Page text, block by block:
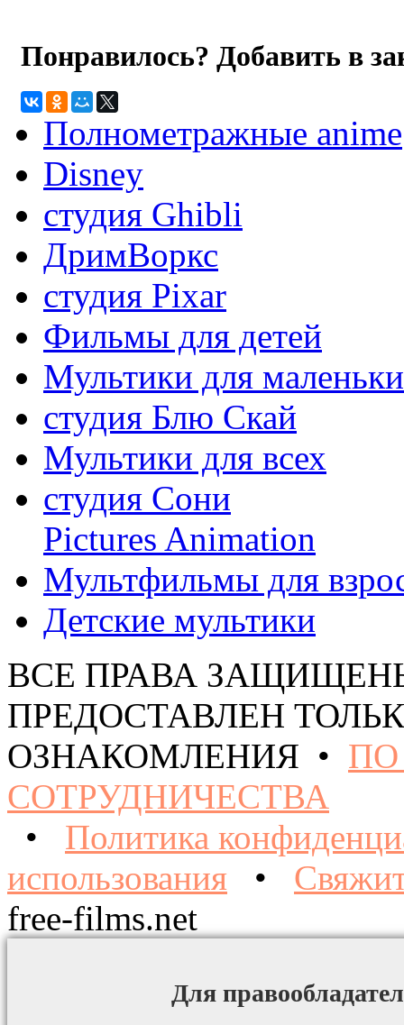
Понравилось? Добавить в
Полнометражные anime
Disney
студия Ghibli
ДримВоркс
студия Pixar
Фильмы для детей
Мультики для
студия Блю Скай
Мультики для всех
студия Сони
Pictures Animation
Мультфильмы для
Детские мультики
ВСЕ ПРАВА
ПРЕДОСТАВЛЕН
ОЗНАКОМЛЕНИЯ •
СОТРУДНИЧЕСТВА
• Политика
использования •
free-films.net
Для